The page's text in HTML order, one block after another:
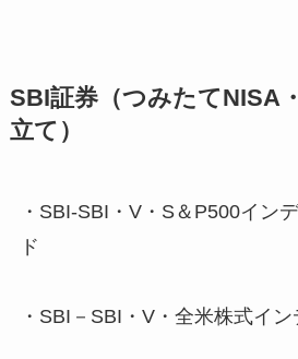
SBI証券（つみたてNISA
立て）
・SBI-SBI・V・S＆P500イン
ド
・SBI－SBI・V・全米株式イ